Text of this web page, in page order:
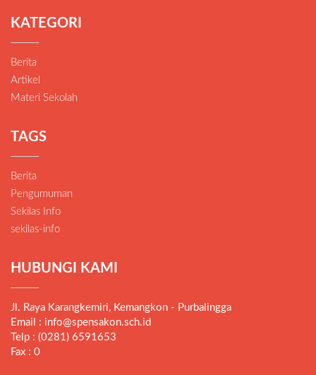
KATEGORI
Berita
Artikel
Materi Sekolah
TAGS
Berita
Pengumuman
Sekilas Info
sekilas-info
HUBUNGI KAMI
Jl. Raya Karangkemiri, Kemangkon - Purbalingga
Email : info@spensakon.sch.id
Telp : (0281) 6591653
Fax : 0